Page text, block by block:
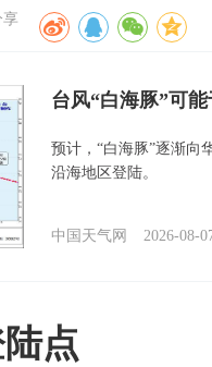
享
台风“白海豚”可
预计，“白海豚”逐渐向
沿海地区登陆。
中国天气网 2026-08-
点